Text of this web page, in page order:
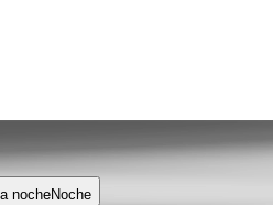
nocheNoche